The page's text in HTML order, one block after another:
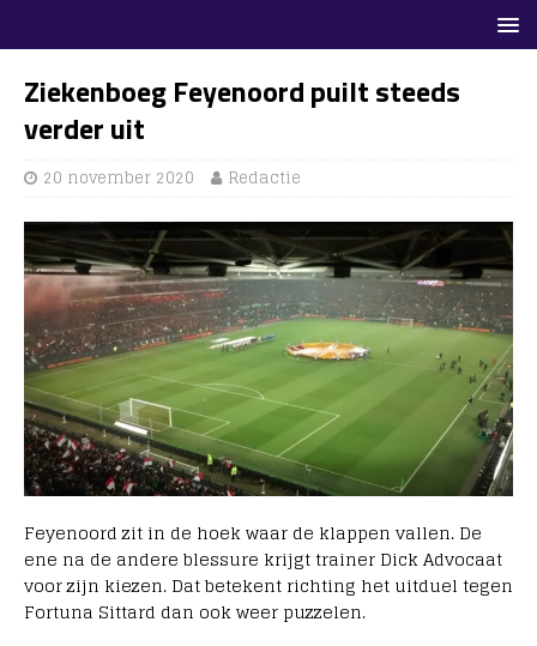
Ziekenboeg Feyenoord puilt steeds
verder uit
20 november 2020 Redactie
Feyenoord zit in de hoek waar de klappen vallen. De
ene na de andere blessure krijgt trainer Dick Advocaat
voor zijn kiezen. Dat betekent richting het uitduel tegen
Fortuna Sittard dan ook weer puzzelen.